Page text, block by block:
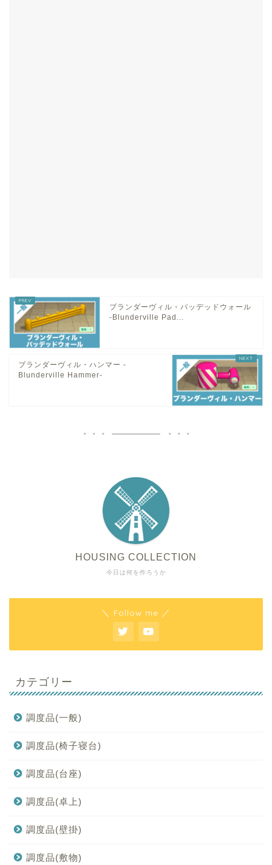
ブランダーヴィル・パッデッドウォール
-Blunderville Pad...
ブランダーヴィル・ハンマー -
Blunderville Hammer-
今日は何を作ろうか
HOUSING COLLECTION
＼ Follow me ／
カテゴリー
調度品(一般)
調度品(椅子寝台)
調度品(台座)
調度品(卓上)
調度品(壁掛)
調度品(敷物)